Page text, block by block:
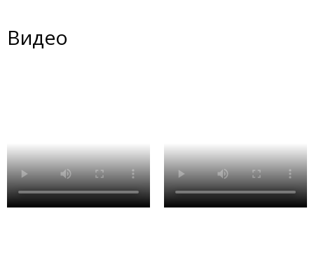
Видео